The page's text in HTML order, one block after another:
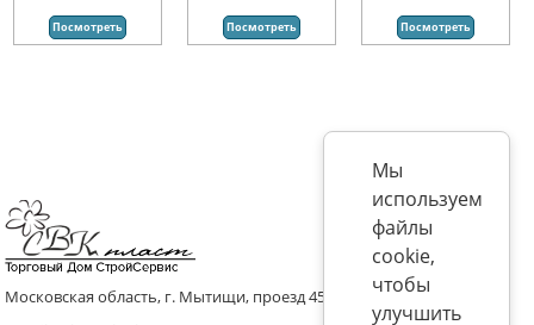
Посмотреть Посмотреть Посмотреть
Московская область, г. Мытищи, проезд 4536 владение 8, стр.10
Мы
используем
файлы
cookie,
чтобы
улучшить